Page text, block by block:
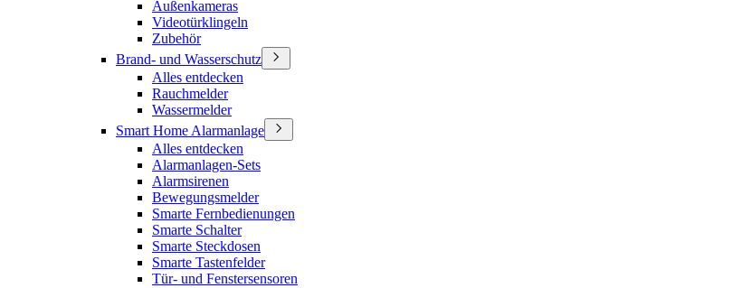
Außenkameras
Videotürklingeln
Zubehör
Brand- und Wasserschutz
Alles entdecken
Rauchmelder
Wassermelder
Smart Home Alarmanlage
Alles entdecken
Alarmanlagen-Sets
Alarmsirenen
Bewegungsmelder
Smarte Fernbedienungen
Smarte Schalter
Smarte Steckdosen
Smarte Tastenfelder
Tür- und Fenstersensoren